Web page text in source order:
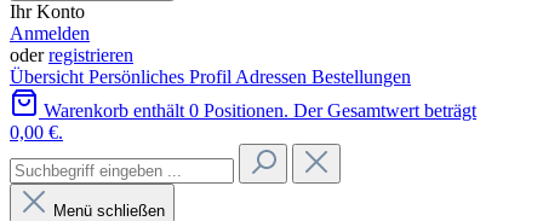
Ihr Konto
Anmelden
oderregistrieren
Übersicht Persönliches Profil Adressen Bestellungen
Warenkorb enthält 0 Positionen. Der Gesamtwert beträgt
0,00 €.
Menü schließen